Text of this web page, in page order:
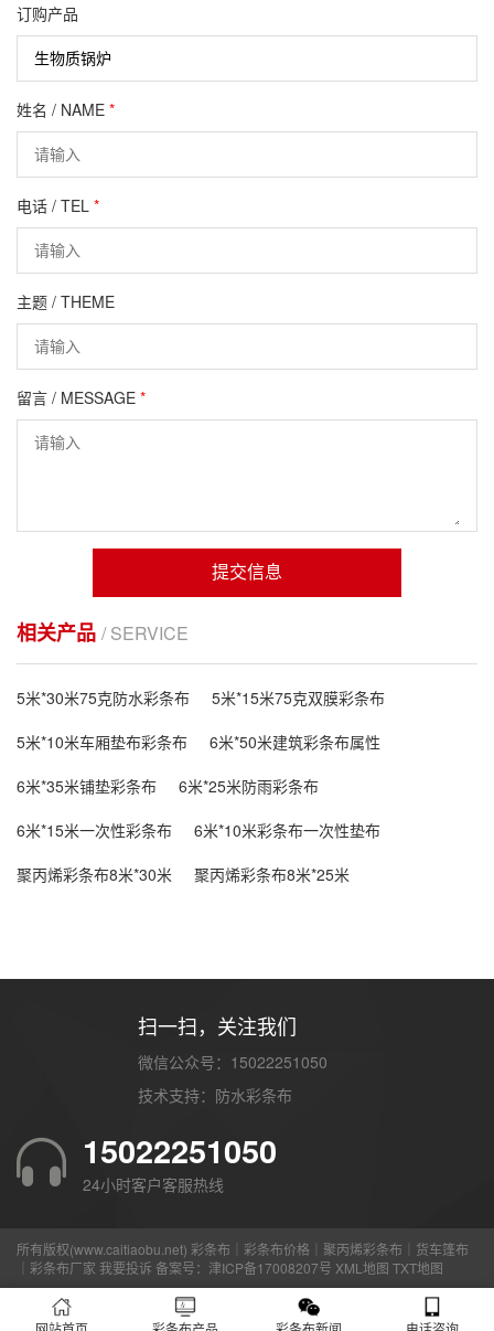
订购产品
姓名 / NAME *
电话 / TEL *
主题 / THEME
留言 / MESSAGE *
提交信息
相关产品 / SERVICE
5米*30米75克防水彩条布
5米*15米75克双膜彩条布
5米*10米车厢垫布彩条布
6米*50米建筑彩条布属性
6米*35米铺垫彩条布
6米*25米防雨彩条布
6米*15米一次性彩条布
6米*10米彩条布一次性垫布
聚丙烯彩条布8米*30米
聚丙烯彩条布8米*25米
扫一扫，关注我们
微信公众号：15022251050
技术支持： 防水彩条布
15022251050
24小时客户客服热线
所有版权(www.caitiaobu.net) 彩条布｜彩条布价格｜聚丙烯彩条布｜货车篷布
｜彩条布厂家 我要投诉 备案号： 津ICP备17008207号 XML地图 TXT地图